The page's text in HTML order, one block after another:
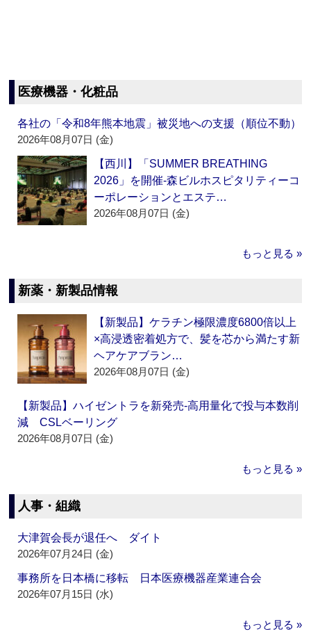
医療機器・化粧品
各社の「令和8年熊本地震」被災地への支援（順位不動）
2026年08月07日 (金)
【西川】「SUMMER BREATHING
2026」を開催‐森ビルホスピタリティーコ
ーポレーションとエステ…
2026年08月07日 (金)
もっと見る »
新薬・新製品情報
【新製品】ケラチン極限濃度6800倍以上
×高浸透密着処方で、髪を芯から満たす新
ヘアケアブラン…
2026年08月07日 (金)
【新製品】ハイゼントラを新発売‐高用量化で投与本数削
減 CSLベーリング
2026年08月07日 (金)
もっと見る »
人事・組織
大津賀会長が退任へ ダイト
2026年07月24日 (金)
事務所を日本橋に移転 日本医療機器産業連合会
2026年07月15日 (水)
もっと見る »